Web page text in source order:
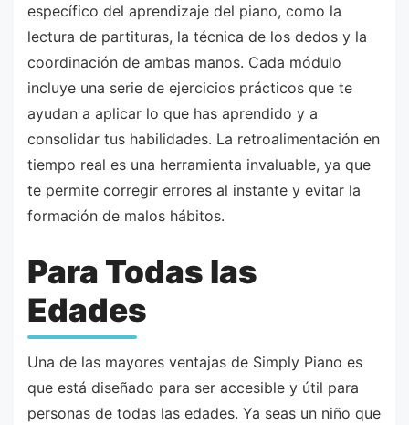
específico del aprendizaje del piano, como la
lectura de partituras, la técnica de los dedos y la
coordinación de ambas manos. Cada módulo
incluye una serie de ejercicios prácticos que te
ayudan a aplicar lo que has aprendido y a
consolidar tus habilidades. La retroalimentación en
tiempo real es una herramienta invaluable, ya que
te permite corregir errores al instante y evitar la
formación de malos hábitos.
Para Todas las
Edades
Una de las mayores ventajas de Simply Piano es
que está diseñado para ser accesible y útil para
personas de todas las edades. Ya seas un niño que